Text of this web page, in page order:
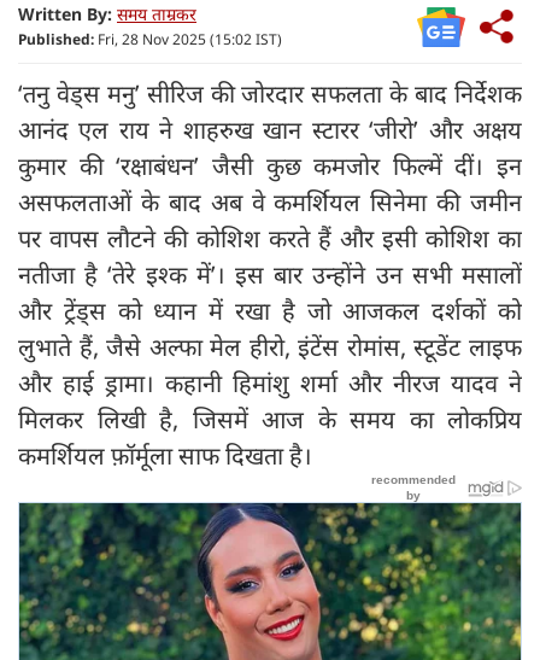
Written By: समय ताम्रकर
Published: Fri, 28 Nov 2025 (15:02 IST)
‘तनु वेड्स मनु’ सीरिज की जोरदार सफलता के बाद निर्देशक
आनंद एल राय ने शाहरुख खान स्टारर ‘जीरो’ और अक्षय
कुमार की ‘रक्षाबंधन’ जैसी कुछ कमजोर फिल्में दीं। इन
असफलताओं के बाद अब वे कमर्शियल सिनेमा की जमीन
पर वापस लौटने की कोशिश करते हैं और इसी कोशिश का
नतीजा है ‘तेरे इश्क में’। इस बार उन्होंने उन सभी मसालों
और ट्रेंड्स को ध्यान में रखा है जो आजकल दर्शकों को
लुभाते हैं, जैसे अल्फा मेल हीरो, इंटेंस रोमांस, स्टूडेंट लाइफ
और हाई ड्रामा। कहानी हिमांशु शर्मा और नीरज यादव ने
मिलकर लिखी है, जिसमें आज के समय का लोकप्रिय
कमर्शियल फ़ॉर्मूला साफ दिखता है।